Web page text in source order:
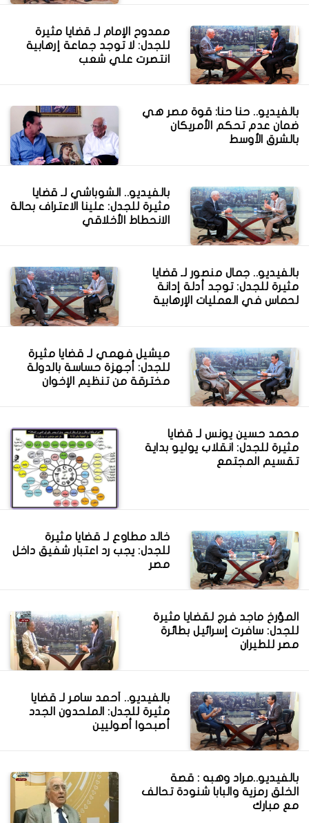
ممدوح الإمام لـ قضايا مثيرة
للجدل: لا توجد جماعة إرهابية
انتصرت علي شعب
بالفيديو.. حنا حنا: قوة مصر هي
ضمان عدم تحكم الأمريكان
بالشرق الأوسط
بالفيديو.. الشوباشي لـ قضايا
مثيرة للجدل: علينا الاعتراف بحالة
الانحطاط الأخلاقي
بالفيديو.. جمال منصور لـ قضايا
مثيرة للجدل: توجد أدلة إدانة
لحماس في العمليات الإرهابية
ميشيل فهمي لـ قضايا مثيرة
للجدل: أجهزة حساسة بالدولة
مخترقة من تنظيم الإخوان
محمد حسين يونس لـ قضايا
مثيرة للجدل: انقلاب يوليو بداية
تقسيم المجتمع
خالد مطاوع لـ قضايا مثيرة
للجدل: يجب رد اعتبار شفيق داخل
مصر
المؤرخ ماجد فرج لقضايا مثيرة
للجدل: سافرت إسرائيل بطائرة
مصر للطيران
بالفيديو.. أحمد سامر لـ قضايا
مثيرة للجدل: الملحدون الجدد
أصبحوا أصوليين
بالفيديو..مراد وهبه : قصة
الخلق رمزية والبابا شنودة تحالف
مع مبارك